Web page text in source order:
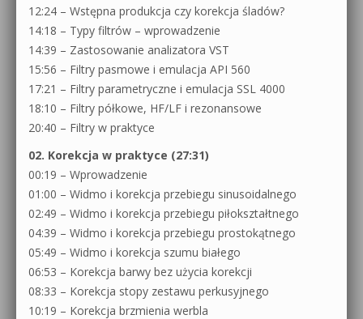
12:24 – Wstępna produkcja czy korekcja śladów?
14:18 – Typy filtrów – wprowadzenie
14:39 – Zastosowanie analizatora VST
15:56 – Filtry pasmowe i emulacja API 560
17:21 – Filtry parametryczne i emulacja SSL 4000
18:10 – Filtry półkowe, HF/LF i rezonansowe
20:40 – Filtry w praktyce
02. Korekcja w praktyce (27:31)
00:19 – Wprowadzenie
01:00 – Widmo i korekcja przebiegu sinusoidalnego
02:49 – Widmo i korekcja przebiegu piłokształtnego
04:39 – Widmo i korekcja przebiegu prostokątnego
05:49 – Widmo i korekcja szumu białego
06:53 – Korekcja barwy bez użycia korekcji
08:33 – Korekcja stopy zestawu perkusyjnego
10:19 – Korekcja brzmienia werbla